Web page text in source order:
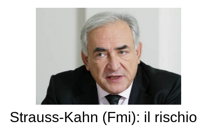
Strauss-Kahn (Fmi): il rischio